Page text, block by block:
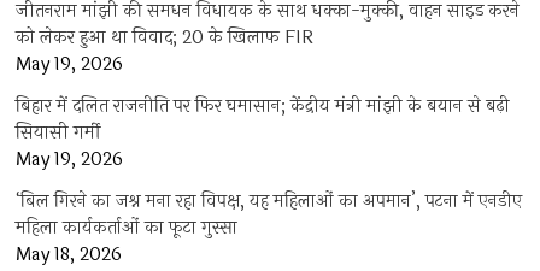
जीतनराम मांझी की समधन विधायक के साथ धक्का-मुक्की, वाहन साइड करने
को लेकर हुआ था विवाद; 20 के खिलाफ FIR
May 19, 2026
बिहार में दलित राजनीति पर फिर घमासान; केंद्रीय मंत्री मांझी के बयान से बढ़ी
सियासी गर्मी
May 19, 2026
‘बिल गिरने का जश्न मना रहा विपक्ष, यह महिलाओं का अपमान’, पटना में एनडीए
महिला कार्यकर्ताओं का फूटा गुस्सा
May 18, 2026